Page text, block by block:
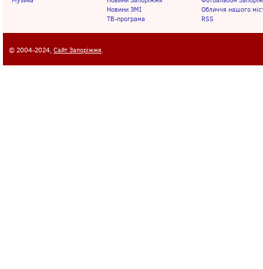
Новини ЗМІ
ТВ-програма
Обличчя нашого
RSS
© 2004-2024, Сайт Запоріжжя.